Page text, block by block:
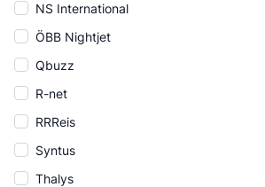
NS International
ÖBB Nightjet
Qbuzz
R-net
RRReis
Syntus
Thalys